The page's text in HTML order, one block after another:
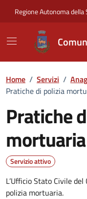
Regione Autonoma della
Home / Servizi /
Pratiche di polizia
Pratiche
mortuaria
Dettagli del
Servizio attivo
L’Ufficio Stato Civile
polizia mortuaria.